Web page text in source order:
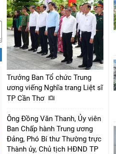
Trưởng Ban Tổ chức Trung
ương viếng Nghĩa trang Liệt sĩ
TP Cần Thơ
Ông Đồng Văn Thanh, Ủy viên
Ban Chấp hành Trung ương
Đảng, Phó Bí thư Thường trực
Thành ủy, Chủ tịch HĐND TP